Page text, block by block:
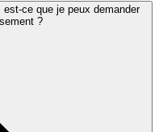
ce que je peux demander
?